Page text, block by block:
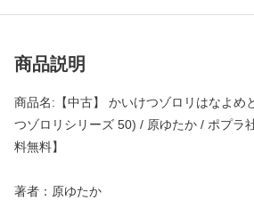
商品説明
商品名:【中古】 かいけつゾロリはなよめ
つゾロリシリーズ 50) / 原ゆたか / ポプラ
料無料】
著者：原ゆたか